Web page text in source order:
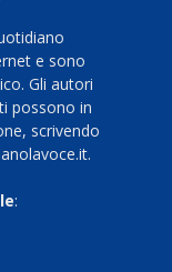
e sono
Gli autori
possono in
scrivendo
: